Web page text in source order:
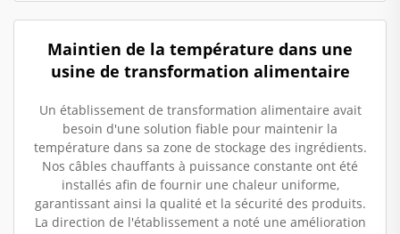
Maintien de la température dans une
usine de transformation alimentaire
Un établissement de transformation alimentaire avait
besoin d'une solution fiable pour maintenir la
température dans sa zone de stockage des ingrédients.
Nos câbles chauffants à puissance constante ont été
installés afin de fournir une chaleur uniforme,
garantissant ainsi la qualité et la sécurité des produits.
La direction de l'établissement a noté une amélioration